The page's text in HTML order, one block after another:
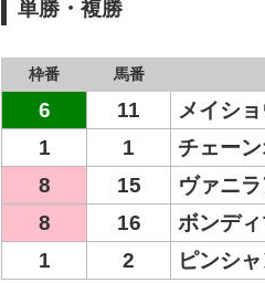
単勝・複勝
枠番 馬番
6 11 メイシ
1
1 チェー
8
15 ヴァニ
8
16 ボンデ
1
2 ピンシ